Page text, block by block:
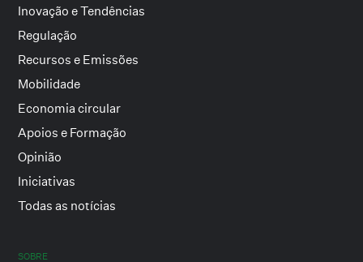
Inovação e Tendências
Regulação
Recursos e Emissões
Mobilidade
Economia circular
Apoios e Formação
Opinião
Iniciativas
Todas as notícias
SOBRE